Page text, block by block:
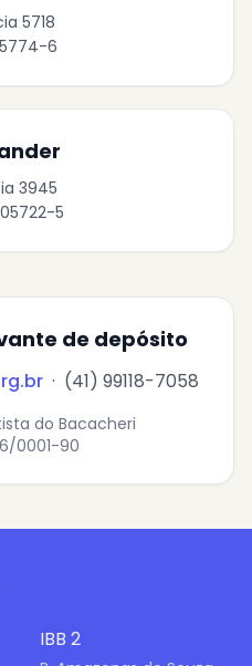
5718
6
3945
5
de depósito
· (41) 99118-7058
do Bacacheri
0001-90
IBB 2